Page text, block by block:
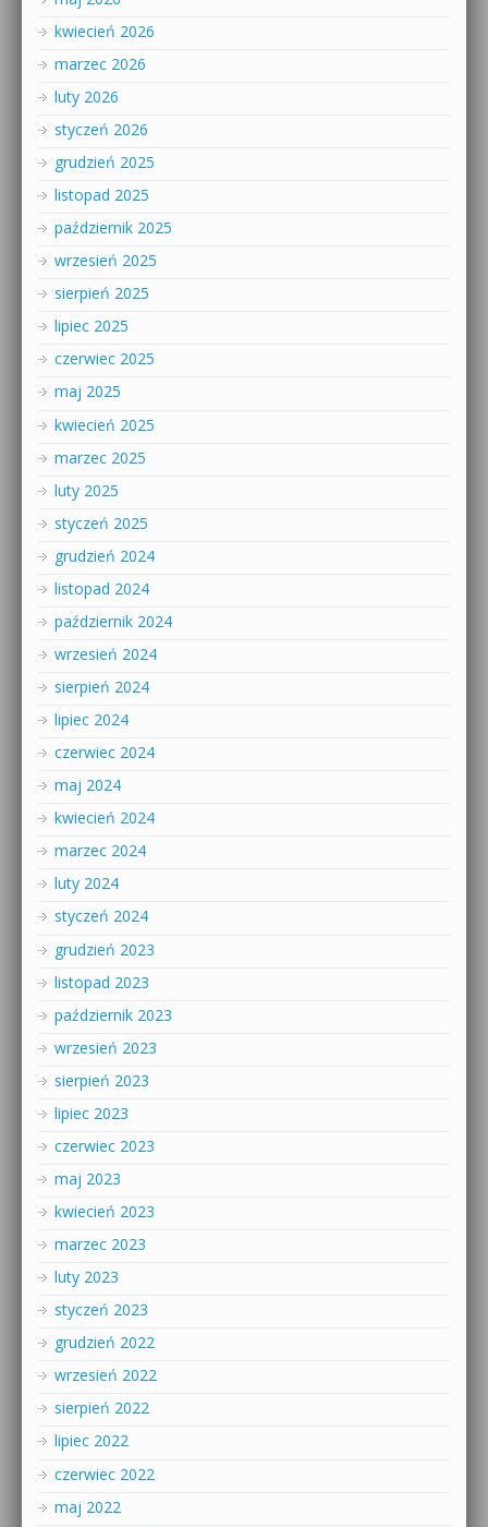
kwiecień 2026
marzec 2026
luty 2026
styczeń 2026
grudzień 2025
listopad 2025
październik 2025
wrzesień 2025
sierpień 2025
lipiec 2025
czerwiec 2025
maj 2025
kwiecień 2025
marzec 2025
luty 2025
styczeń 2025
grudzień 2024
listopad 2024
październik 2024
wrzesień 2024
sierpień 2024
lipiec 2024
czerwiec 2024
maj 2024
kwiecień 2024
marzec 2024
luty 2024
styczeń 2024
grudzień 2023
listopad 2023
październik 2023
wrzesień 2023
sierpień 2023
lipiec 2023
czerwiec 2023
maj 2023
kwiecień 2023
marzec 2023
luty 2023
styczeń 2023
grudzień 2022
wrzesień 2022
sierpień 2022
lipiec 2022
czerwiec 2022
maj 2022